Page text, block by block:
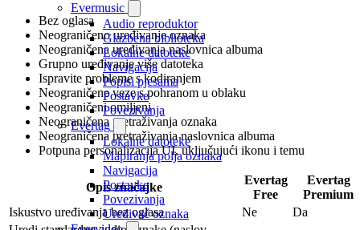
Evermusic
Audio reproduktor
Glazbena biblioteka
Lokalne datoteke
Navigacija
Popisi pjesama
Postavke
Povezivanja
Evertag
Lokalne datoteke
Mapiranja polja oznaka
Navigacija
Postavke
Povezivanja
Uređivač oznaka
Bez oglasa
Neograničeno uređivanje oznaka
Neograničena uređivanja naslovnica albuma
Grupno uređivanje više datoteka
Ispravite probleme s kodiranjem
Neograničene veze s pohranom u oblaku
Neograničeni omiljeni
Neograničena pretraživanja oznaka
Neograničena pretraživanja naslovnica albuma
Potpuna personalizacija UI, uključujući ikonu i temu
Opis značajke
Evertag
Free
Evertag
Premium
Iskustvo uređivanja bez oglasa
Ne
Da